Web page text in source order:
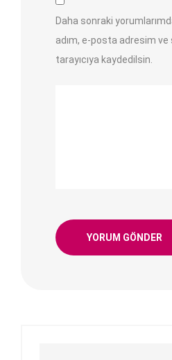
Daha sonraki
adım, e-posta adresim
tarayıcıya kaydedilsin.